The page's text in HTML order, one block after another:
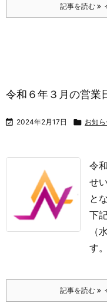
記事を読む
令和６年３月の営業
 2024年2月17日  お知
令
せ
と
下
（
す。
記事を読む